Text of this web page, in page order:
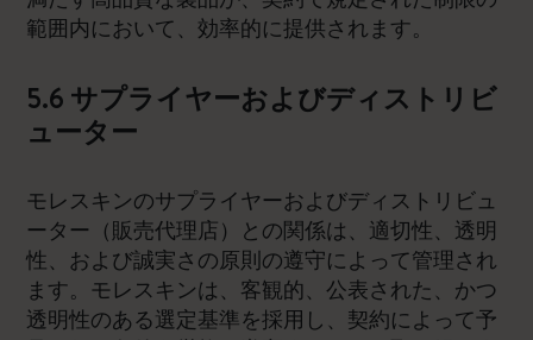
範囲内において、効率的に提供されます。
5.6 サプライヤーおよびディストリビ
ューター
モレスキンのサプライヤーおよびディストリビュ
ーター（販売代理店）との関係は、適切性、透明
性、および誠実さの原則の遵守によって管理され
ます。モレスキンは、客観的、公表された、かつ
透明性のある選定基準を採用し、契約によって予